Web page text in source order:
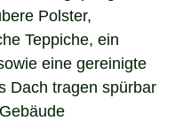
Polster,
Teppiche, ein
eine gereinigte
Dach tragen spürbar